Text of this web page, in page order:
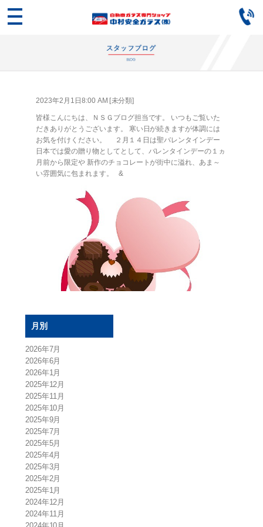
2023年2月1日8:00 AM [未分類]
皆様こんにちは、ＮＳＧブログ担当です。 いつもご覧いた
だきありがとうございます。 寒い日が続きますが体調には
お気を付けください。 ２月１４日は聖バレンタインデー
日本では愛の贈り物としてとして、バレンタインデーの１ヵ
月前から限定や 新作のチョコレートが街中に溢れ、あま～
い雰囲気に包まれます。 &
月別
2026年7月
2026年6月
2026年1月
2025年12月
2025年11月
2025年10月
2025年9月
2025年7月
2025年5月
2025年4月
2025年3月
2025年2月
2025年1月
2024年12月
2024年11月